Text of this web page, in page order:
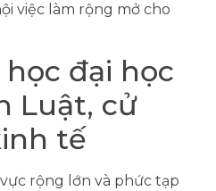
việc làm rộng mở cho
học đại học
Luật, cử
tế
rộng lớn và phức tạp